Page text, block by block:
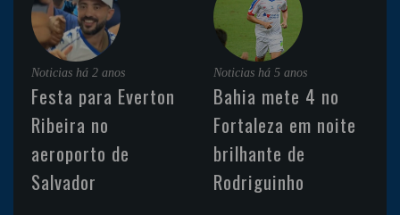
Noticias há 2 anos
Festa para Everton
Ribeira no
aeroporto de
Salvador
Noticias há 5 anos
Bahia mete 4 no
Fortaleza em noite
brilhante de
Rodriguinho